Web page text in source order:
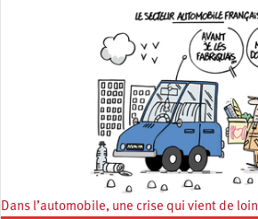
Dans l’automobile, une crise qui vient de loin